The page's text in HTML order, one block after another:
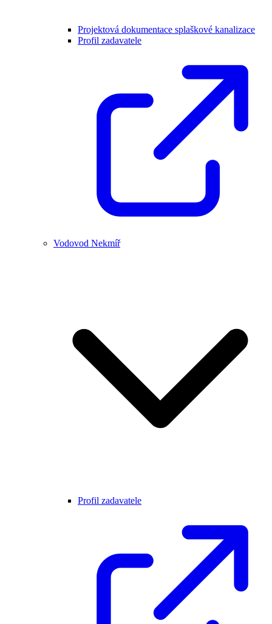
Projektová dokumentace splaškové kanalizace
Profil zadavatele
Vodovod Nekmíř
Profil zadavatele